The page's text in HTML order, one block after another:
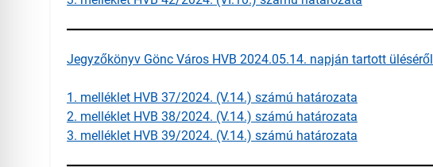
Jegyzőkönyv Gönc Város HVB 2024.05.14. napján tartott üléséről
1. melléklet HVB 37/2024. (V.14.) számú határozata
2. melléklet HVB 38/2024. (V.14.) számú határozata
3. melléklet HVB 39/2024. (V.14.) számú határozata